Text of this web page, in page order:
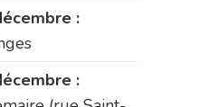
:
: